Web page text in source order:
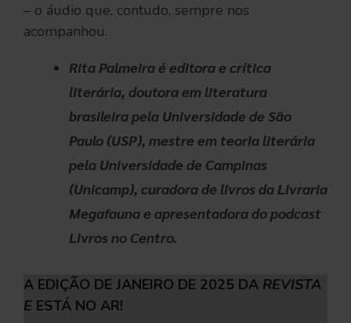
– o áudio que, contudo, sempre nos
acompanhou.
Rita Palmeira é editora e crítica
literária, doutora em literatura
brasileira pela Universidade de São
Paulo (USP), mestre em teoria literária
pela Universidade de Campinas
(Unicamp), curadora de livros da Livraria
Megafauna e apresentadora do podcast
Livros no Centro.
A EDIÇÃO DE JANEIRO DE 2025 DA REVISTA
E ESTÁ NO AR!